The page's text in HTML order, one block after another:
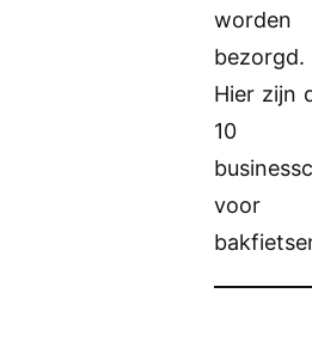
worden
bezorgd.
Hier zijn
10
voor